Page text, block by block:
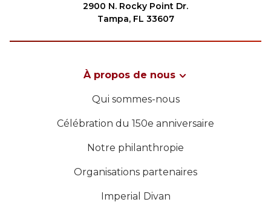
2900 N. Rocky Point Dr.
Tampa, FL 33607
À propos de nous
Qui sommes-nous
Célébration du 150e anniversaire
Notre philanthropie
Organisations partenaires
Imperial Divan